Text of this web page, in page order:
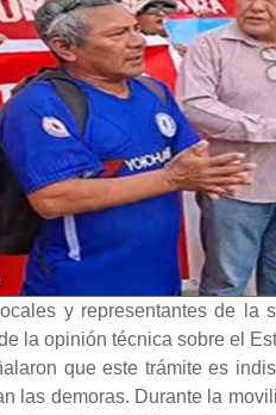
y representantes de
la opinión técnica sobre el
que este trámite es
las demoras. Durante la